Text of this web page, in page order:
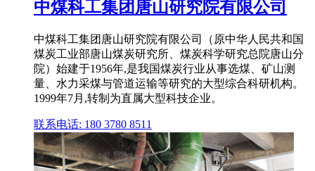
中煤科工集团唐山研究院有限公司
中煤科工集团唐山研究院有限公司（原中华人民共和国
煤炭工业部唐山煤炭研究所、煤炭科学研究总院唐山分
院）始建于1956年,是我国煤炭行业从事选煤、矿山测
量、水力采煤与管道运输等研究的大型综合科研机构。
1999年7月,转制为直属大型科技企业。
联系电话: 180 3780 8511